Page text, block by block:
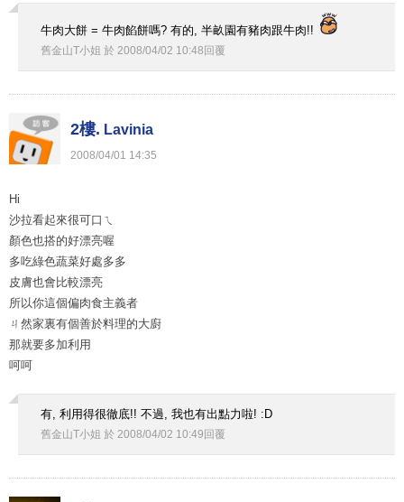
牛肉大餅 = 牛肉餡餅嗎? 有的, 半畝園有豬肉跟牛肉!!
舊金山T小姐 於 2008/04/02 10:48回覆
2樓. Lavinia
2008/04/01 14:35
Hi
沙拉看起來很可口ㄟ
顏色也搭的好漂亮喔
多吃綠色蔬菜好處多多
皮膚也會比較漂亮
所以你這個偏肉食主義者
ㄐ然家裏有個善於料理的大廚
那就要多加利用
呵呵
有, 利用得很徹底!! 不過, 我也有出點力啦! :D
舊金山T小姐 於 2008/04/02 10:49回覆